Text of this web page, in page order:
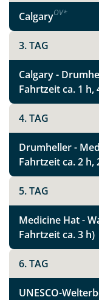
CalgaryOV*
3. TAG
Calgary -
Fahrtzeit ca. 1 h,
4. TAG
Drumheller -
Fahrtzeit ca. 2 h,
5. TAG
Medicine Hat -
Fahrtzeit ca. 3 h)
6. TAG
UNESCO-